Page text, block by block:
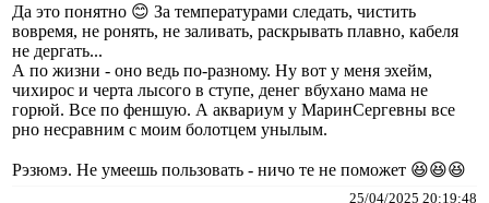
Да это понятно 😊 За температурами следать, чистить
вовремя, не ронять, не заливать, раскрывать плавно, кабеля
не дергать...
А по жизни - оно ведь по-разному. Ну вот у меня эхейм,
чихирос и черта лысого в ступе, денег вбухано мама не
горюй. Все по феншую. А аквариум у МаринСергевны все
рно несравним с моим болотцем унылым.
Рэзюмэ. Не умеешь пользовать - ничо те не поможет 😆😆😆
25/04/2025 20:19:48